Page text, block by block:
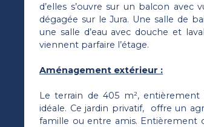
d’elles s’ouvre sur un balcon
dégagée sur le Jura. Une salle de
une salle d’eau avec douche et
viennent parfaire l’étage.
Aménagement extérieur :
Le terrain de 405 m², entièrement
idéale. Ce jardin privatif, offre un
famille ou entre amis. Entièrement